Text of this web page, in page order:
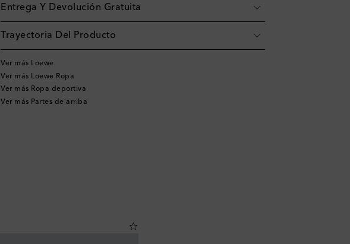
Entrega Y Devolución Gratuita
Trayectoria Del Producto
Ver más Loewe
Ver más Loewe Ropa
Ver más Ropa deportiva
Ver más Partes de arriba